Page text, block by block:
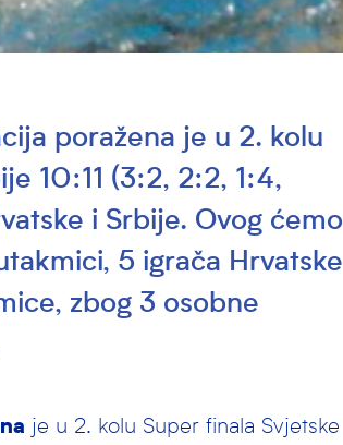
poražena je u 2. kolu
10:11 (3:2, 2:2, 1:4,
i Srbije. Ovog ćemo
5 igrača Hrvatske
zbog 3 osobne
je u 2. kolu Super finala Svjetske